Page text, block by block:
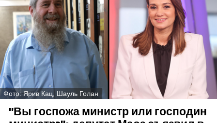
Фото: Ярив Кац, Шауль Голан
"Вы госпожа министр или господин